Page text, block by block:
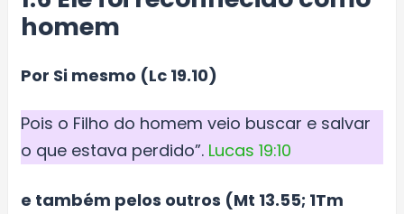
homem
Por Si mesmo (Lc 19.10)
Pois o Filho do homem veio buscar e salvar
o que estava perdido”. Lucas 19:10
e também pelos outros (Mt 13.55; 1Tm